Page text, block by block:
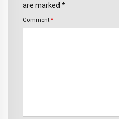
are marked *
Comment *